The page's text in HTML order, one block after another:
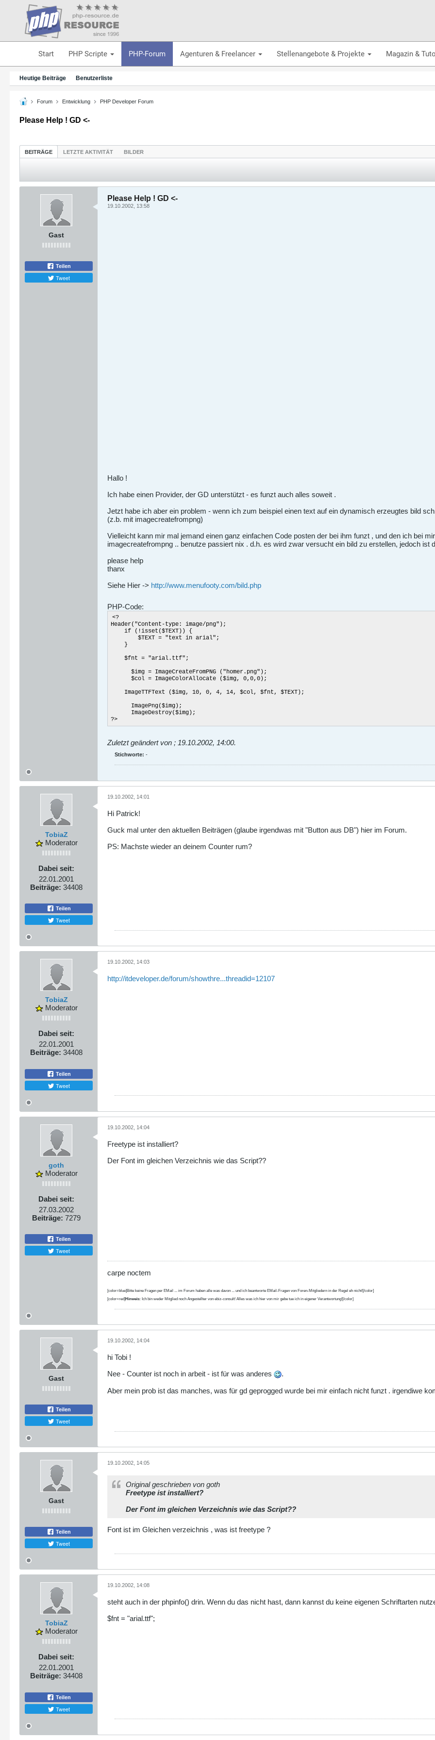
Start PHP Scripte PHP-Forum Agenturen & Freelancer Stellenangebote & Projekte Magazin &
Heutige Beiträge Benutzerliste
Forum Entwicklung PHP Developer Forum
Please Help ! GD <-
BEITRÄGE LETZTE AKTIVITÄT BILDER
Gast
Teilen
Tweet
Please Help ! GD <-
19.10.2002, 13:58
Hallo !
Ich habe einen Provider, der GD unterstützt - es funzt auch alles soweit .
Jetzt habe ich aber ein problem - wenn ich zum beispiel einen text auf ein dynamisch erzeugtes bild
(z.b. mit imagecreatefrompng)
Vielleicht kann mir mal jemand einen ganz einfachen Code posten der bei ihm funzt , und den ich bei
imagecreatefrompng .. benutze passiert nix . d.h. es wird zwar versucht ein bild zu erstellen, jedoch ist
please help
thanx
Siehe Hier -> http://www.menufooty.com/bild.php
PHP-Code:
<?
Header("Content-type: image/png");
if (!isset($TEXT)) {
$TEXT = "text in arial";
}
$fnt = "arial.ttf";
$img = ImageCreateFromPNG ("homer.png");
$col = ImageColorAllocate ($img, 0,0,0);
ImageTTFText ($img, 10, 0, 4, 14, $col, $fnt, $TEXT);
ImagePng($img);
ImageDestroy($img);
?>
Zuletzt geändert von ; 19.10.2002, 14:00.
Stichworte: -
TobiaZ
Moderator
Dabei seit:
22.01.2001
Beiträge: 34408
Teilen
Tweet
19.10.2002, 14:01
Hi Patrick!
Guck mal unter den aktuellen Beiträgen (glaube irgendwas mit "Button aus DB") hier im Forum.
PS: Machste wieder an deinem Counter rum?
TobiaZ
Moderator
Dabei seit:
22.01.2001
Beiträge: 34408
Teilen
Tweet
19.10.2002, 14:03
http://itdeveloper.de/forum/showthre...threadid=12107
goth
Moderator
Dabei seit:
27.03.2002
Beiträge: 7279
Teilen
Tweet
19.10.2002, 14:04
Freetype ist installiert?
Der Font im gleichen Verzeichnis wie das Script??
carpe noctem
[color=blue]Bitte keine Fragen per EMail ... im Forum haben alle was davon ... und ich beantworte EMail-Fragen von Foren-Mitgliedern in der Regel eh nicht![/color]
[color=red]Hinweis: Ich bin weder Mitglied noch Angestellter von ebiz-consult! Alles was ich hier von mir gebe tue ich in eigener Verantwortung![/color]
Gast
Teilen
Tweet
19.10.2002, 14:04
hi Tobi !
Nee - Counter ist noch in arbeit - ist für was anderes
.
Aber mein prob ist das manches, was für gd geprogged wurde bei mir einfach nicht funzt . irgendiwe
Gast
Teilen
Tweet
19.10.2002, 14:05
Original geschrieben von goth
Freetype ist installiert?
Der Font im gleichen Verzeichnis wie das Script??
Font ist im Gleichen verzeichnis , was ist freetype ?
TobiaZ
Moderator
Dabei seit:
22.01.2001
Beiträge: 34408
Teilen
Tweet
19.10.2002, 14:08
steht auch in der phpinfo() drin. Wenn du das nicht hast, dann kannst du keine eigenen Schriftarten
$fnt = "arial.ttf";